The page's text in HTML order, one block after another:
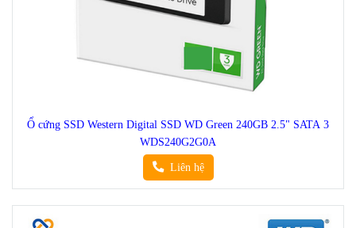
Ổ cứng SSD Western Digital SSD WD Green 240GB 2.5" SATA 3
WDS240G2G0A
Liên hệ